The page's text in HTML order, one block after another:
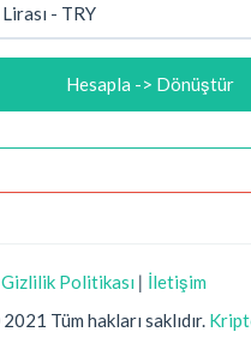
Hesapla -> Dönüştür
Gizlilik Politikası | İletişim
2021 Tüm hakları saklıdır.